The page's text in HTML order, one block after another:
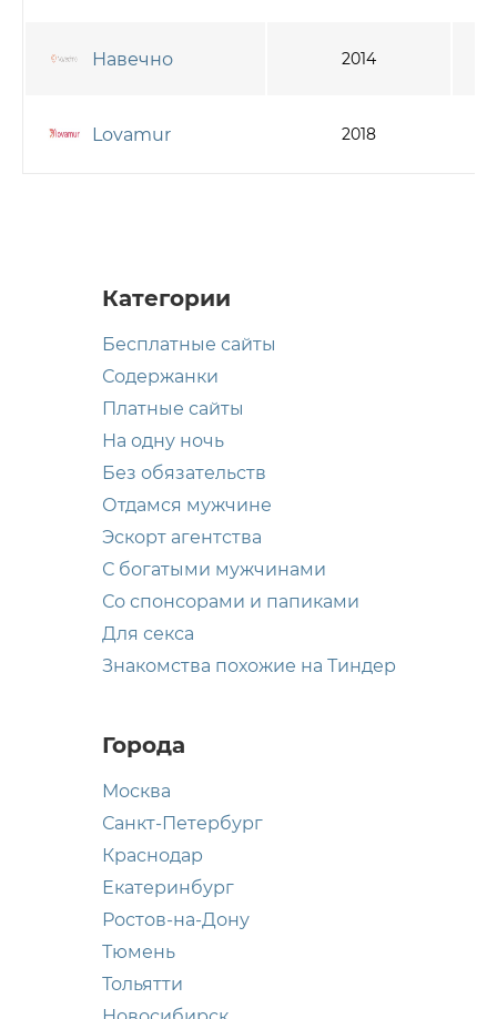
Навечно 2014
Lovamur 2018
Категории
Бесплатные сайты
Содержанки
Платные сайты
На одну ночь
Без обязательств
Отдамся мужчине
Эскорт агентства
С богатыми мужчинами
Со спонсорами и папиками
Для секса
Знакомства похожие на Тиндер
Города
Москва
Санкт-Петербург
Краснодар
Екатеринбург
Ростов-на-Дону
Тюмень
Тольятти